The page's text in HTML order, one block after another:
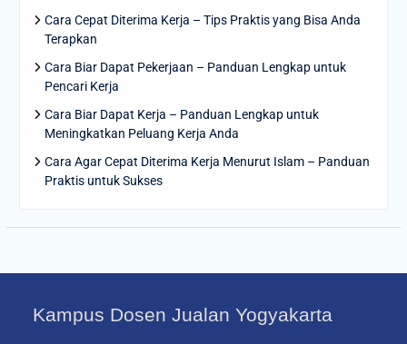
Cara Cepat Diterima Kerja – Tips Praktis yang Bisa Anda
Terapkan
Cara Biar Dapat Pekerjaan – Panduan Lengkap untuk
Pencari Kerja
Cara Biar Dapat Kerja – Panduan Lengkap untuk
Meningkatkan Peluang Kerja Anda
Cara Agar Cepat Diterima Kerja Menurut Islam – Panduan
Praktis untuk Sukses
Kampus Dosen Jualan Yogyakarta